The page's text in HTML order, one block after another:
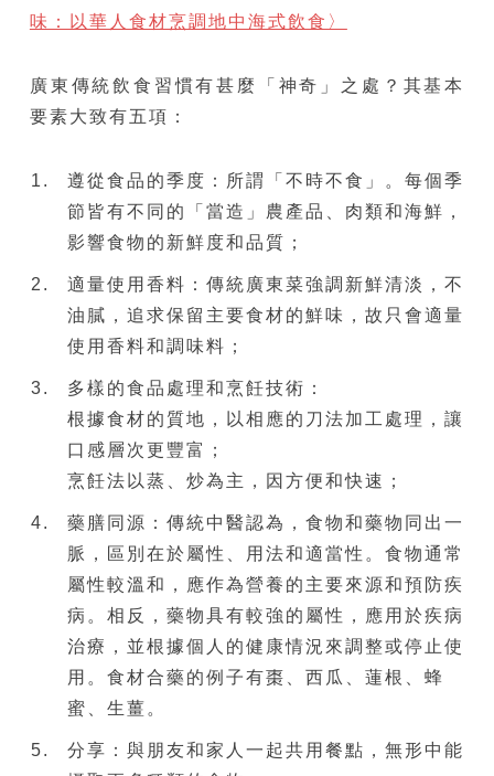
味：以華人食材烹調地中海式飲食〉
廣東傳統飲食習慣有甚麼「神奇」之處？其基本
要素大致有五項：
遵從食品的季度：所謂「不時不食」。每個季
節皆有不同的「當造」農產品、肉類和海鮮，
影響食物的新鮮度和品質；
適量使用香料：傳統廣東菜強調新鮮清淡，不
油膩，追求保留主要食材的鮮味，故只會適量
使用香料和調味料；
多樣的食品處理和烹飪技術：
根據食材的質地，以相應的刀法加工處理，讓
口感層次更豐富；
烹飪法以蒸、炒為主，因方便和快速；
藥膳同源：傳統中醫認為，食物和藥物同出一
脈，區別在於屬性、用法和適當性。食物通常
屬性較溫和，應作為營養的主要來源和預防疾
病。相反，藥物具有較強的屬性，應用於疾病
治療，並根據個人的健康情況來調整或停止使
用。食材合藥的例子有棗、西瓜、蓮根、蜂
蜜、生薑。
分享：與朋友和家人一起共用餐點，無形中能